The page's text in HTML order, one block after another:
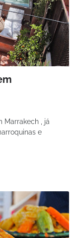
Marrakech , já
e